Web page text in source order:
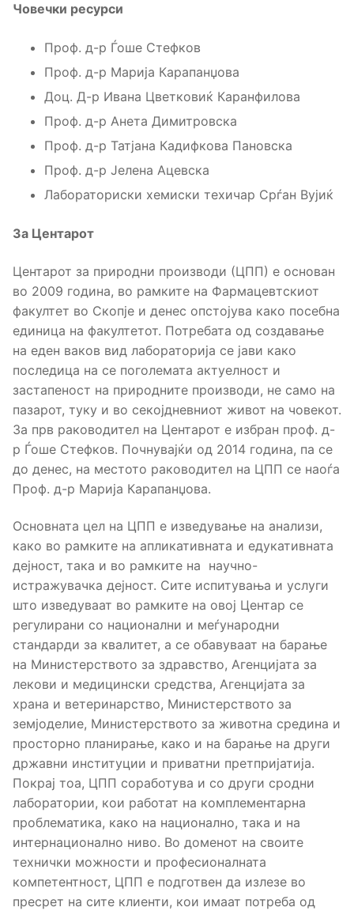
Човечки ресурси
Проф. д-р Ѓоше Стефков
Проф. д-р Марија Карапанџова
Доц. Д-р Ивана Цветковиќ Каранфилова
Проф. д-р Анета Димитровска
Проф. д-р Татјана Кадифкова Пановска
Проф. д-р Јелена Ацевска
Лабораториски хемиски техичар Срѓан Вујиќ
За Центарот
Центарот за природни производи (ЦПП) е основан
во 2009 година, во рамките на Фармацевтскиот
факултет во Скопје и денес опстојува како посебна
единица на факултетот. Потребата од создавање
на еден ваков вид лабораторија се јави како
последица на се поголемата актуелност и
застапеност на природните производи, не само на
пазарот, туку и во секојдневниот живот на човекот.
За прв раководител на Центарот е избран проф. д-
р Ѓоше Стефков. Почнувајќи од 2014 година, па се
до денес, на местото раководител на ЦПП се наоѓа
Проф. д-р Марија Карапанџова.
Основната цел на ЦПП е изведување на анализи,
како во рамките на апликативната и едукативната
дејност, така и во рамките на научно-
истражувачка дејност. Сите испитувања и услуги
што изведуваат во рамките на овој Центар се
регулирани со национални и меѓународни
стандарди за квалитет, а се обавуваат на барање
на Министерството за здравство, Агенцијата за
лекови и медицински средства, Агенцијата за
храна и ветеринарство, Министерството за
земјоделие, Министерството за животна средина и
просторно планирање, како и на барање на други
државни институции и приватни претпријатија.
Покрај тоа, ЦПП соработува и со други сродни
лаборатории, кои работат на комплементарна
проблематика, како на национално, така и на
интернационално ниво. Во доменот на своите
технички можности и професионалната
компетентност, ЦПП е подготвен да излезе во
пресрет на сите клиенти, кои имаат потреба од